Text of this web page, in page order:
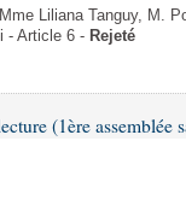
Liliana Tanguy, M.
- Article 6 - Rejeté
(1ère assemblée